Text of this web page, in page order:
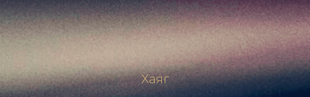
Хаяг